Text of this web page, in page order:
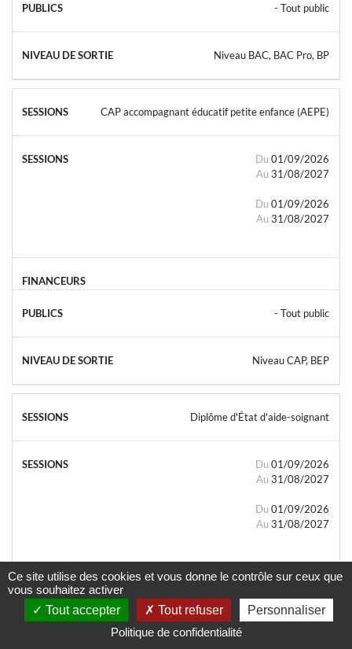
- Tout public
Niveau BAC, BAC Pro, BP
CAP accompagnant éducatif petite enfance (AEPE)
Du 01/09/2026
Au 31/08/2027
Du 01/09/2026
Au 31/08/2027
- Tout public
Niveau CAP, BEP
Diplôme d'État d'aide-soignant
Du 01/09/2026
Au 31/08/2027
Du 01/09/2026
Au 31/08/2027
- Tout public
Ce site utilise des cookies et vous donne le contrôle sur ceux que
vous souhaitez activer
Tout accepter
Tout refuser
Personnaliser
Politique de confidentialité